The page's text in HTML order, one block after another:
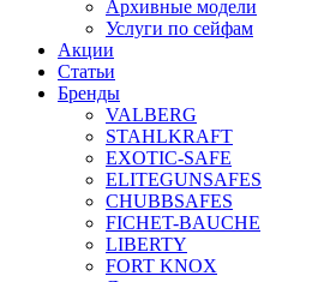
Архивные модели
Услуги по сейфам
Акции
Статьи
Бренды
VALBERG
STAHLKRAFT
EXOTIC-SAFE
ELITEGUNSAFES
CHUBBSAFES
FICHET-BAUCHE
LIBERTY
FORT KNOX